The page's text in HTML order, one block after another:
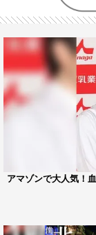
アマゾンで大人気！